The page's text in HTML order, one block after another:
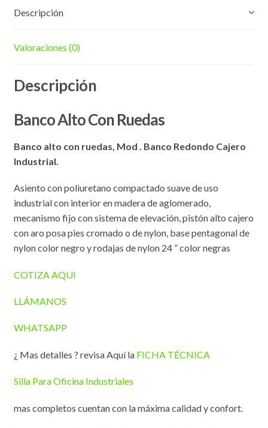
Descripción
Valoraciones (0)
Descripción
Banco Alto Con Ruedas
Banco alto con ruedas, Mod . Banco Redondo Cajero
Industrial.
Asiento con poliuretano compactado suave de uso
industrial con interior en madera de aglomerado,
mecanismo fijo con sistema de elevación, pistón alto cajero
con aro posa pies cromado o de nylon, base pentagonal de
nylon color negro y rodajas de nylon 24 ” color negras
COTIZA AQUI
LLÁMANOS
WHATSAPP
¿ Mas detalles ? revisa Aquí la FICHA TÉCNICA
Silla Para Oficina Industriales
mas completos cuentan con la máxima calidad y confort.